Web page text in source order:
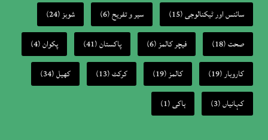
سائنس اور ٹیکنالوجی(15) سیر و تفریح(6) شوبز(24)
صحت(18) فیچر کالمز(6) پاکستان(41) پکوان(4)
کاروبار(19) کالمز(19) کرکٹ(13) کھیل(34)
کہانیاں(3) ہاکی(1)